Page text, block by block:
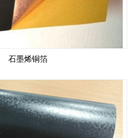
石墨烯铜箔
石墨烯铜箔